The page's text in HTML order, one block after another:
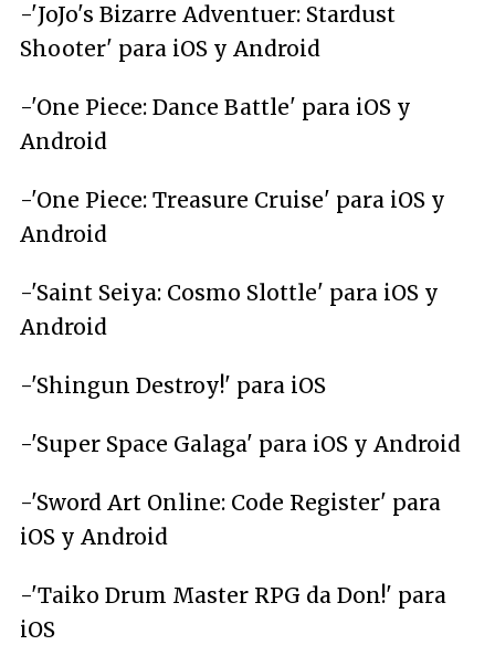
-'JoJo's Bizarre Adventuer: Stardust
Shooter' para iOS y Android
-'One Piece: Dance Battle' para iOS y
Android
-'One Piece: Treasure Cruise' para iOS y
Android
-'Saint Seiya: Cosmo Slottle' para iOS y
Android
-'Shingun Destroy!' para iOS
-'Super Space Galaga' para iOS y Android
-'Sword Art Online: Code Register' para
iOS y Android
-'Taiko Drum Master RPG da Don!' para
iOS